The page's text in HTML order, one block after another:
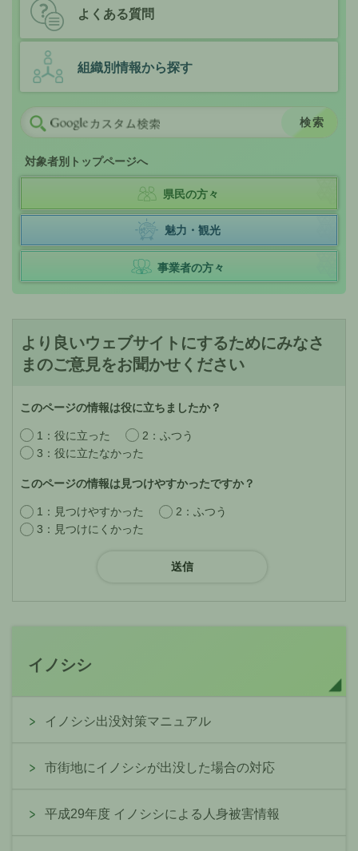
よくある質問
組織別情報から探す
対象者別トップページへ
県民の方々
魅力・観光
事業者の方々
より良いウェブサイトにするためにみなさ
まのご意見をお聞かせください
このページの情報は役に立ちましたか？
1：役に立った
2：ふつう
3：役に立たなかった
このページの情報は見つけやすかったですか？
1：見つけやすかった
2：ふつう
3：見つけにくかった
イノシシ
イノシシ出没対策マニュアル
市街地にイノシシが出没した場合の対応
平成29年度 イノシシによる人身被害情報